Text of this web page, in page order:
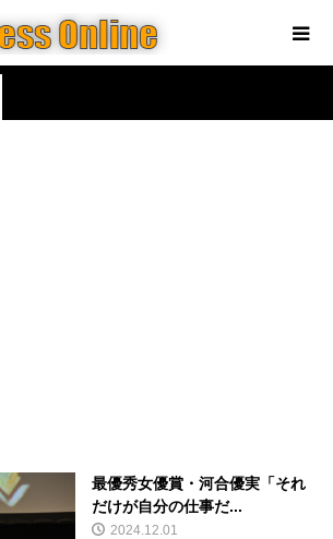
最優秀女優賞・河合優実「それ
だけが自分の仕事だ...
2024.12.01